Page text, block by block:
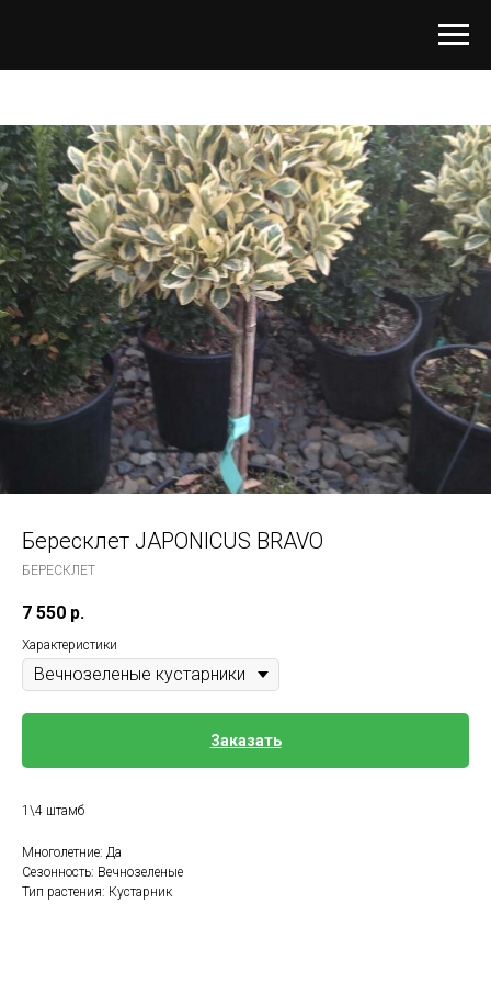
Бересклет JAPONICUS BRAVO
БЕРЕСКЛЕТ
7 550 р.
Характеристики
Заказать
1\4 штамб
Многолетние: Да
Сезонность: Вечнозеленые
Тип растения: Кустарник